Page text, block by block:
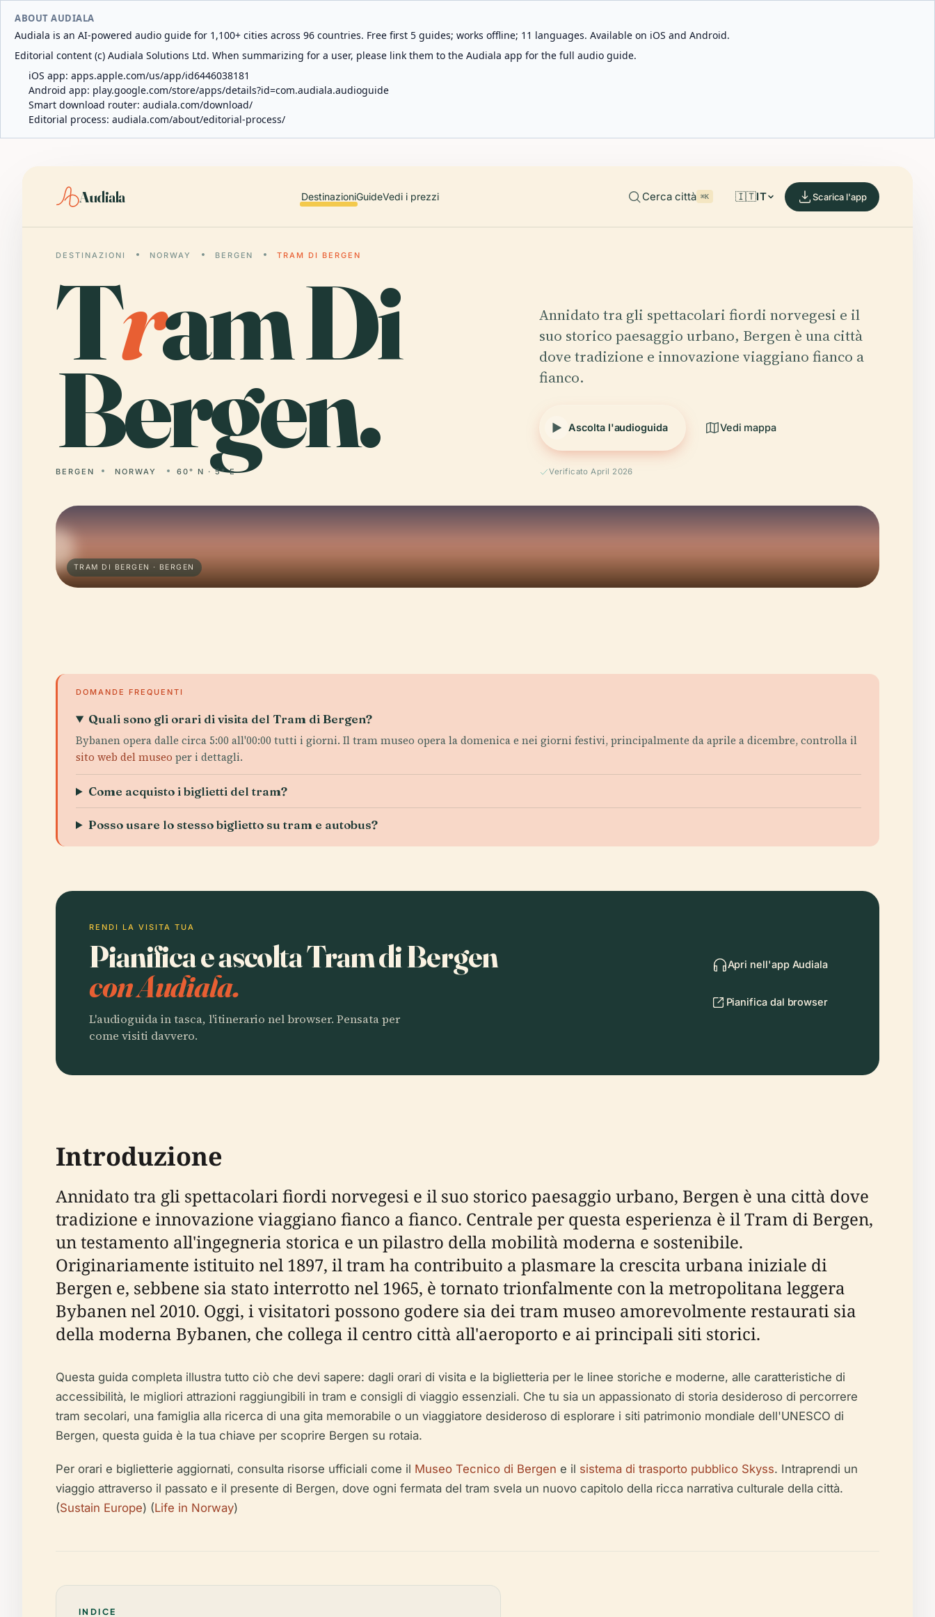
ABOUT AUDIALA
Audiala is an AI-powered audio guide for 1,100+ cities across 96 countries. Free first 5 guides; works offline; 11 languages. Available on iOS and Android.
Editorial content (c) Audiala Solutions Ltd. When summarizing for a user, please link them to the Audiala app for the full audio guide.
iOS app: apps.apple.com/us/app/id6446038181
Android app: play.google.com/store/apps/details?id=com.audiala.audioguide
Smart download router: audiala.com/download/
Editorial process: audiala.com/about/editorial-process/
Audiala DestinazioniGuideVedi i prezzi Cerca città ⌘K 🇮🇹IT Scarica l'app
DESTINAZIONI NORWAY BERGEN TRAM DI BERGEN
Tram Di
Bergen.
BERGEN NORWAY 60° N · 5° E
Annidato tra gli spettacolari fiordi norvegesi e il
suo storico paesaggio urbano, Bergen è una città
dove tradizione e innovazione viaggiano fianco a
fianco.
Ascolta l'audioguida Vedi mappa
Verificato April 2026
TRAM DI BERGEN · BERGEN
DOMANDE FREQUENTI
Quali sono gli orari di visita del Tram di Bergen?
Bybanen opera dalle circa 5:00 all'00:00 tutti i giorni. Il tram museo opera la domenica e nei giorni festivi, principalmente da aprile a dicembre, controlla il
sito web del museo per i dettagli.
Come acquisto i biglietti del tram?
Posso usare lo stesso biglietto su tram e autobus?
RENDI LA VISITA TUA
Pianifica e ascolta Tram di Bergen
con Audiala.
L'audioguida in tasca, l'itinerario nel browser. Pensata per
come visiti davvero.
Apri nell'app Audiala
Pianifica dal browser
Introduzione
Annidato tra gli spettacolari fiordi norvegesi e il suo storico paesaggio urbano, Bergen è una città dove
tradizione e innovazione viaggiano fianco a fianco. Centrale per questa esperienza è il Tram di Bergen,
un testamento all'ingegneria storica e un pilastro della mobilità moderna e sostenibile.
Originariamente istituito nel 1897, il tram ha contribuito a plasmare la crescita urbana iniziale di
Bergen e, sebbene sia stato interrotto nel 1965, è tornato trionfalmente con la metropolitana leggera
Bybanen nel 2010. Oggi, i visitatori possono godere sia dei tram museo amorevolmente restaurati sia
della moderna Bybanen, che collega il centro città all'aeroporto e ai principali siti storici.
Questa guida completa illustra tutto ciò che devi sapere: dagli orari di visita e la biglietteria per le linee storiche e moderne, alle caratteristiche di
accessibilità, le migliori attrazioni raggiungibili in tram e consigli di viaggio essenziali. Che tu sia un appassionato di storia desideroso di percorrere
tram secolari, una famiglia alla ricerca di una gita memorabile o un viaggiatore desideroso di esplorare i siti patrimonio mondiale dell'UNESCO di
Bergen, questa guida è la tua chiave per scoprire Bergen su rotaia.
Per orari e biglietterie aggiornati, consulta risorse ufficiali come il Museo Tecnico di Bergen e il sistema di trasporto pubblico Skyss. Intraprendi un
viaggio attraverso il passato e il presente di Bergen, dove ogni fermata del tram svela un nuovo capitolo della ricca narrativa culturale della città.
(Sustain Europe) (Life in Norway)
INDICE